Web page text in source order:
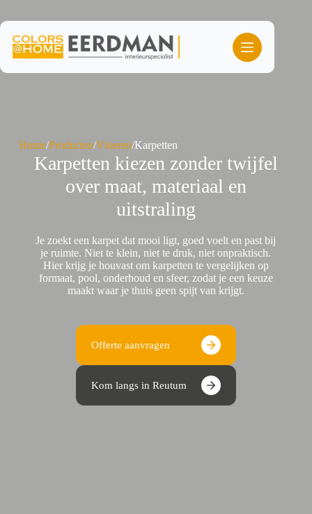
de
inhoud
Home/Producten/Vloeren/Karpetten
Karpetten kiezen zonder twijfel
over maat, materiaal en
uitstraling
Je zoekt een karpet dat mooi ligt, goed voelt en past bij
je ruimte. Niet te klein, niet te druk, niet onpraktisch.
Hier krijg je houvast om karpetten te vergelijken op
formaat, pool, onderhoud en sfeer, zodat je een keuze
maakt waar je thuis geen spijt van krijgt.
Offerte aanvragen
Kom langs in Reutum